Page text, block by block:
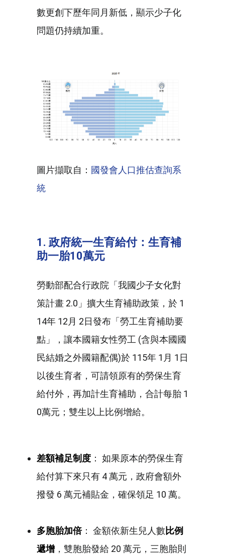
數更創下歷年同月新低，顯示少子化
問題仍持續加重。
圖片擷取自： 國發會人口推估查詢系
統
1. 政府統一生育給付：生育補
助一胎10萬元
勞動部配合行政院「我國少子女化對
策計畫 2.0」擴大生育補助政策，於 1
14年 12月 2日發布「勞工生育補助要
點」，讓本國籍女性勞工 (含與本國國
民結婚之外國籍配偶)於 115年 1月 1日
以後生育者，可請領原有的勞保生育
給付外，再加計生育補助，合計每胎 1
0萬元；雙生以上比例增給。
差額補足制度： 如果原本的勞保生育
給付算下來只有 4 萬元，政府會額外
撥發 6 萬元補貼金，確保領足 10 萬。
多胞胎加倍： 金額依新生兒人數比例
遞增，雙胞胎發給 20 萬元，三胞胎則